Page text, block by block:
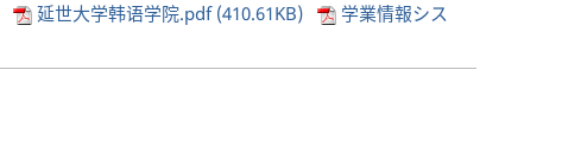
延世大学韩语学院.pdf (410.61KB)
学業情報シス